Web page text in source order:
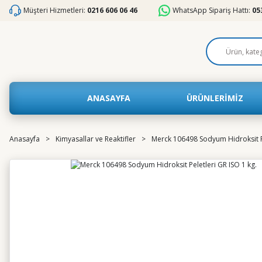
Müşteri Hizmetleri: 0216 606 06 46 WhatsApp Sipariş Hattı:
ANASAYFA ÜRÜNLERİMİZ
Anasayfa Kimyasallar ve Reaktifler Merck 106498 Sodyum Hidroksit